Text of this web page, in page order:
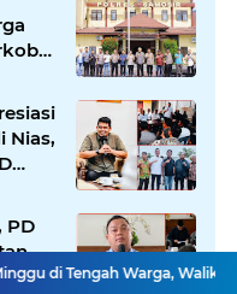
Nias,
PD
Warga, Walikota Rico Waas